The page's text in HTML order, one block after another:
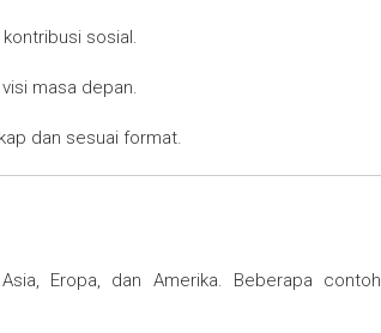
sosial.
masa depan.
dan sesuai format.
Eropa, dan Amerika. Beberapa contoh